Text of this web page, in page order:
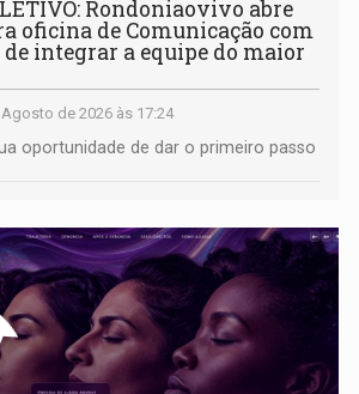
Rondoniaovivo abre
oficina de Comunicação com
integrar a equipe do maior
de 2026 às 17:24
oportunidade de dar o primeiro passo